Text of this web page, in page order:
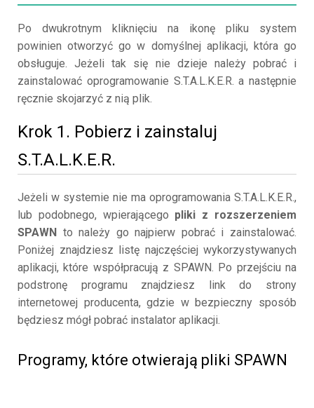
Po dwukrotnym kliknięciu na ikonę pliku system
powinien otworzyć go w domyślnej aplikacji, która go
obsługuje. Jeżeli tak się nie dzieje należy pobrać i
zainstalować oprogramowanie S.T.A.L.K.E.R. a następnie
ręcznie skojarzyć z nią plik.
Krok 1. Pobierz i zainstaluj
S.T.A.L.K.E.R.
Jeżeli w systemie nie ma oprogramowania S.T.A.L.K.E.R.,
lub podobnego, wpierającego pliki z rozszerzeniem
SPAWN to należy go najpierw pobrać i zainstalować.
Poniżej znajdziesz listę najczęściej wykorzystywanych
aplikacji, które współpracują z SPAWN. Po przejściu na
podstronę programu znajdziesz link do strony
internetowej producenta, gdzie w bezpieczny sposób
będziesz mógł pobrać instalator aplikacji.
Programy, które otwierają pliki SPAWN